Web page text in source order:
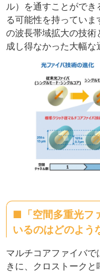
ル）を通すことがで
る可能性を持ってい
の波長帯域拡大の技
成し得なかった大幅な
■「空間多重光フ
いるのはどのよう
マルチコアファイバで
きに、クロストーク